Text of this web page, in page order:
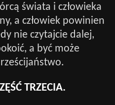
świata i człowieka
a człowiek powinien
nie czytajcie dalej,
a być może
TRZECIA.